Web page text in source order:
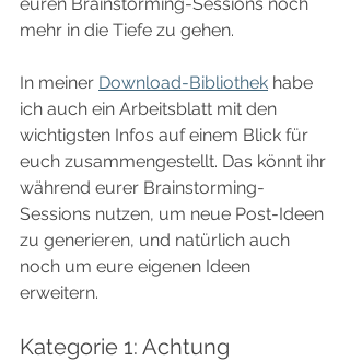
mehr in die Tiefe zu gehen.
In meiner Download-Bibliothek habe
ich auch ein Arbeitsblatt mit den
wichtigsten Infos auf einem Blick für
euch zusammengestellt. Das könnt ihr
während eurer Brainstorming-
Sessions nutzen, um neue Post-Ideen
zu generieren, und natürlich auch
noch um eure eigenen Ideen
erweitern.
Kategorie 1: Achtung